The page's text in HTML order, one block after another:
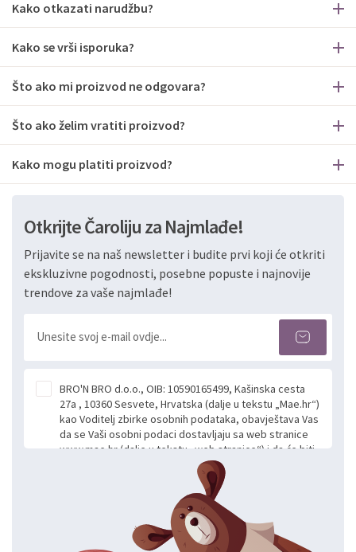
Kako otkazati narudžbu?
Kako se vrši isporuka?
Što ako mi proizvod ne odgovara?
Što ako želim vratiti proizvod?
Kako mogu platiti proizvod?
Otkrijte Čaroliju za Najmlađe!
Prijavite se na naš newsletter i budite prvi koji će otkriti
ekskluzivne pogodnosti, posebne popuste i najnovije
trendove za vaše najmlađe!
BRO'N BRO d.o.o., OIB: 10590165499, Kašinska cesta
27a , 10360 Sesvete, Hrvatska (dalje u tekstu „Mae.hr“)
kao Voditelj zbirke osobnih podataka, obavještava Vas
da se Vaši osobni podaci dostavljaju sa web stranice
www.mae.hr (dalje u tekstu „web stranice“) i da će biti
obrađeni. Prihvaćanjem ove Izjave smatra se da
slobodno i izričito dajete privolu za prikupljanje i daljnju
obradu Vaših osobnih podataka koje ustupate Mae.hr
putem ovih web stranica u svrhu odgovora i daljnje
komunikacije na Vaš upit poslan kroz kontakt obrazac.
Radi se o dobrovoljnom davanju podataka te ovu